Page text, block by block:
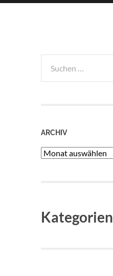
nach:
ARCHIV
Archiv
Kategorien